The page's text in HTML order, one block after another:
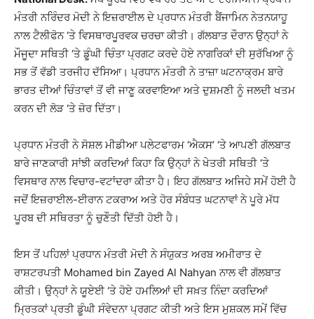
ਮੰਤਰੀ ਨਰਿੰਦਰ ਮੋਦੀ ਨੇ ਇਜ਼ਰਾਈਲ ਦੇ ਪ੍ਰਧਾਨ ਮੰਤਰੀ ਬੈਂਜਾਮਿਨ ਨੇਤਨਯਾਹੂ
ਨਾਲ ਟੈਲੀਫੋਨ ‘ਤੇ ਵਿਸਥਾਰਪੂਰਵਕ ਚਰਚਾ ਕੀਤੀ। ਗੱਲਬਾਤ ਦੌਰਾਨ ਉਨ੍ਹਾਂ ਨੇ
ਮੌਜੂਦਾ ਸਥਿਤੀ ‘ਤੇ ਡੂੰਘੀ ਚਿੰਤਾ ਪ੍ਰਗਟ ਕਰਦੇ ਹੋਏ ਨਾਗਰਿਕਾਂ ਦੀ ਸੁਰੱਖਿਆ ਨੂੰ
ਸਭ ਤੋਂ ਵੱਡੀ ਤਰਜੀਹ ਦੱਸਿਆ। ਪ੍ਰਧਾਨ ਮੰਤਰੀ ਨੇ ਤਾਜ਼ਾ ਘਟਨਾਕ੍ਰਮ ਬਾਰੇ
ਭਾਰਤ ਦੀਆਂ ਚਿੰਤਾਵਾਂ ਤੋਂ ਵੀ ਜਾਣੂ ਕਰਵਾਇਆ ਅਤੇ ਦੁਸ਼ਮਣੀ ਨੂੰ ਜਲਦੀ ਖਤਮ
ਕਰਨ ਦੀ ਲੋੜ ‘ਤੇ ਜ਼ੋਰ ਦਿੱਤਾ।
ਪ੍ਰਧਾਨ ਮੰਤਰੀ ਨੇ ਸੋਸ਼ਲ ਮੀਡੀਆ ਪਲੇਟਫਾਰਮ ‘ਐਕਸ’ ‘ਤੇ ਆਪਣੀ ਗੱਲਬਾਤ
ਬਾਰੇ ਜਾਣਕਾਰੀ ਸਾਂਝੀ ਕਰਦਿਆਂ ਕਿਹਾ ਕਿ ਉਨ੍ਹਾਂ ਨੇ ਖੇਤਰੀ ਸਥਿਤੀ ‘ਤੇ
ਵਿਸਥਾਰ ਨਾਲ ਵਿਚਾਰ-ਵਟਾਂਦਰਾ ਕੀਤਾ ਹੈ। ਇਹ ਗੱਲਬਾਤ ਅਜਿਹੇ ਸਮੇਂ ਹੋਈ ਹੈ
ਜਦੋਂ ਇਜ਼ਰਾਈਲ-ਈਰਾਨ ਟਕਰਾਅ ਅਤੇ ਹੋਰ ਸੰਬੰਧਤ ਘਟਨਾਵਾਂ ਨੇ ਪੂਰੇ ਮੱਧ
ਪੂਰਬ ਦੀ ਸਥਿਰਤਾ ਨੂੰ ਚੁਣੌਤੀ ਦਿੱਤੀ ਹੋਈ ਹੈ।
ਇਸ ਤੋਂ ਪਹਿਲਾਂ ਪ੍ਰਧਾਨ ਮੰਤਰੀ ਮੋਦੀ ਨੇ ਸੰਯੁਕਤ ਅਰਬ ਅਮੀਰਾਤ ਦੇ
ਰਾਸ਼ਟਰਪਤੀ Mohamed bin Zayed Al Nahyan ਨਾਲ ਵੀ ਗੱਲਬਾਤ
ਕੀਤੀ। ਉਨ੍ਹਾਂ ਨੇ ਯੂਏਈ ‘ਤੇ ਹੋਏ ਹਮਲਿਆਂ ਦੀ ਸਖ਼ਤ ਨਿੰਦਾ ਕਰਦਿਆਂ
ਮ੍ਰਿਤਕਾਂ ਪ੍ਰਤੀ ਡੂੰਘੀ ਸੰਵੇਦਨਾ ਪ੍ਰਗਟ ਕੀਤੀ ਅਤੇ ਇਸ ਮੁਸ਼ਕਲ ਸਮੇਂ ਵਿੱਚ